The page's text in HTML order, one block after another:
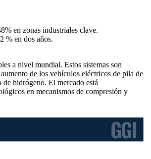
en zonas industriales clave.
% en dos años.
a nivel mundial. Estos sistemas son
de los vehículos eléctricos de pila de
hidrógeno. El mercado está
en mecanismos de compresión y